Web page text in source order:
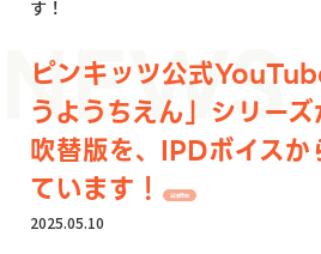
す！
ピンキッツ公式
うようちえん」シリー
吹替版を、IPDボイス
ています！
出演情報
2025.05.10